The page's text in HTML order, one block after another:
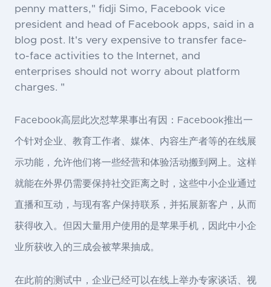
penny matters," fidji Simo, Facebook vice
president and head of Facebook apps, said in a
blog post. It's very expensive to transfer face-
to-face activities to the Internet, and
enterprises should not worry about platform
charges. "
Facebook高层此次怼苹果事出有因：Facebook推出一
个针对企业、教育工作者、媒体、内容生产者等的在线展
示功能，允许他们将一些经营和体验活动搬到网上。这样
就能在外界仍需要保持社交距离之时，这些中小企业通过
直播和互动，与现有客户保持联系，并拓展新客户，从而
获得收入。但因大量用户使用的是苹果手机，因此中小企
业所获收入的三成会被苹果抽成。
在此前的测试中，企业已经可以在线上举办专家谈话、视